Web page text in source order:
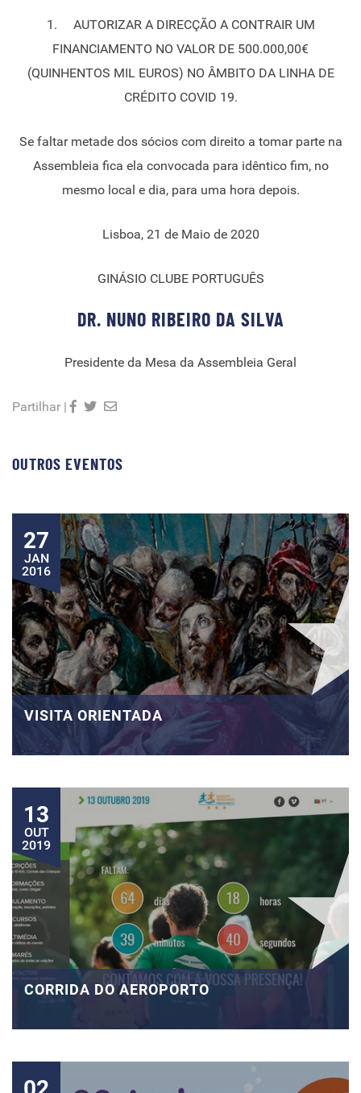
1. AUTORIZAR A DIRECÇÃO A CONTRAIR UM
FINANCIAMENTO NO VALOR DE 500.000,00€
(QUINHENTOS MIL EUROS) NO ÂMBITO DA LINHA DE
CRÉDITO COVID 19.
Se faltar metade dos sócios com direito a tomar parte na
Assembleia fica ela convocada para idêntico fim, no
mesmo local e dia, para uma hora depois.
Lisboa, 21 de Maio de 2020
GINÁSIO CLUBE PORTUGUÊS
DR. NUNO RIBEIRO DA SILVA
Presidente da Mesa da Assembleia Geral
Partilhar |
OUTROS EVENTOS
27
JAN
2016
VISITA ORIENTADA
13
OUT
2019
CORRIDA DO AEROPORTO